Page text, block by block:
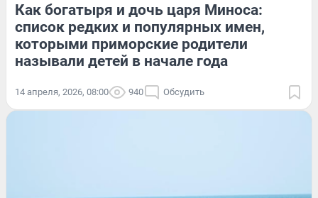
Как богатыря и дочь царя Миноса:
список редких и популярных имен,
которыми приморские родители
называли детей в начале года
14 апреля, 2026, 08:00 940 Обсудить